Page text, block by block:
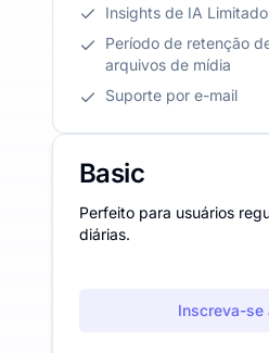
Insights de IA
Período de retenção
arquivos de mídia
Suporte por e-mail
Basic
Perfeito para usuários
diárias.
Inscreva-se